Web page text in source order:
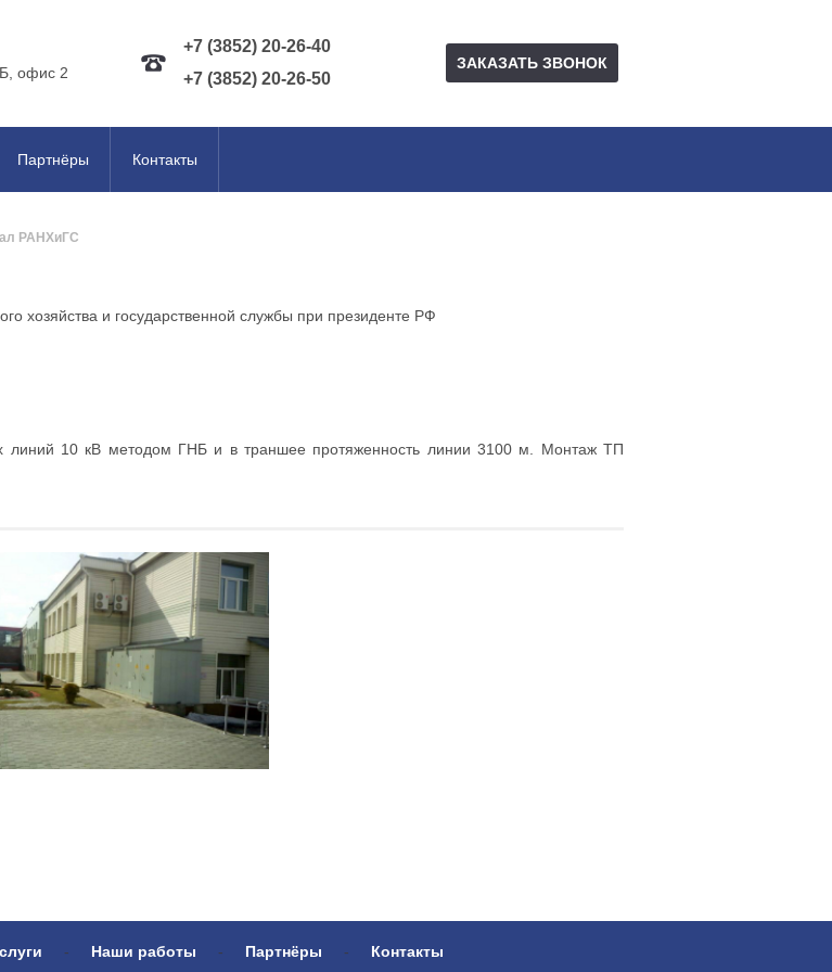
офис 2
+7 (3852) 20-26-40
+7 (3852) 20-26-50
ЗАКАЗАТЬ ЗВОНОК
Партнёры Контакты
РАНХиГС
хозяйства и государственной службы при президенте РФ
линий 10 кВ методом ГНБ и в траншее протяженность линии 3100 м. Монтаж ТП
- Наши работы - Партнёры - Контакты